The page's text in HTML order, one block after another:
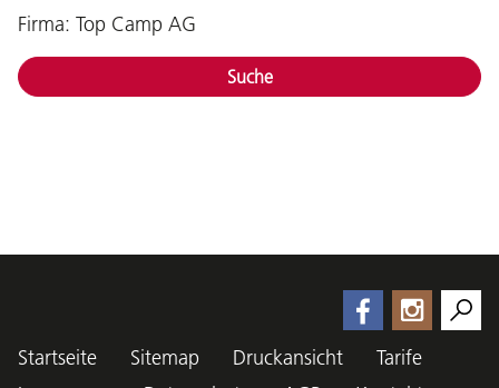
Firma: Top Camp AG
Suche
Startseite Sitemap Druckansicht
Tarife